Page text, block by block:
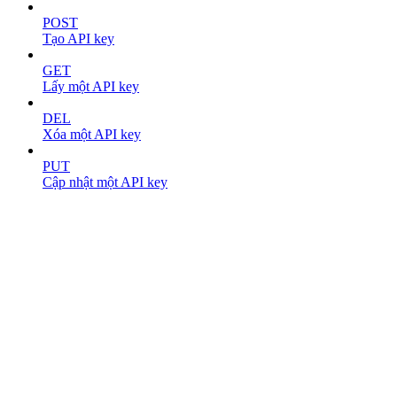
POST
Tạo API key
GET
Lấy một API key
DEL
Xóa một API key
PUT
Cập nhật một API key